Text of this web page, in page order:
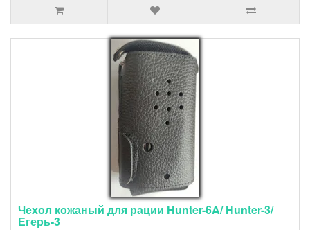
Чехол кожаный для рации Hunter-6A/ Hunter-3/
Егерь-3